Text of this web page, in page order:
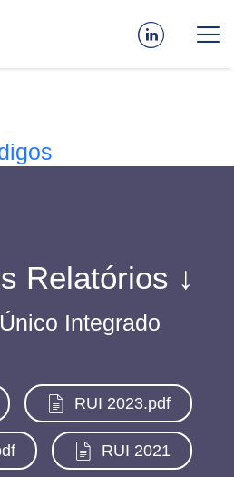
Relatórios ↓
Integrado
DocumentoRUI 2023.pdf
DocumentoRUI 2021